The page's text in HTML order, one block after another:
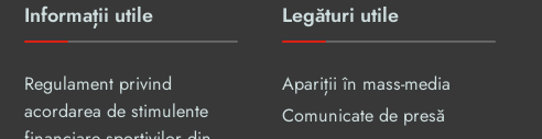
Informații utile
Regulament privind
acordarea de stimulente
Legături utile
Apariții în mass-media
Comunicate de presă